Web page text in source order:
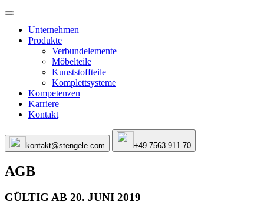
Unternehmen
Produkte
Verbundelemente
Möbelteile
Kunststoffteile
Komplettsysteme
Kompetenzen
Karriere
Kontakt
kontakt@stengele.com +49 7563 911-70
AGB
GÜLTIG AB 20. JUNI 2019